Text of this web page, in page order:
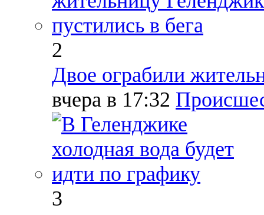
2
Двое ограбили
вчера в 17:32
3